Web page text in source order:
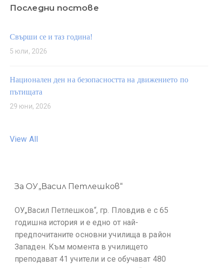
Последни постове
Свърши се и таз година!
5 юли, 2026
Национален ден на безопасността на движението по
пътищата
29 юни, 2026
View All
За ОУ„Васил Петлешков“
ОУ„Васил Петлешков“, гр. Пловдив е с 65
годишна история и е едно от най-
предпочитаните основни училища в район
Западен. Към момента в училището
преподават 41 учители и се обучават 480